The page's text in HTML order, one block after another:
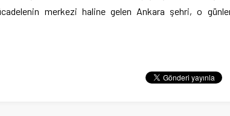
merkezi haline gelen Ankara şehri, o